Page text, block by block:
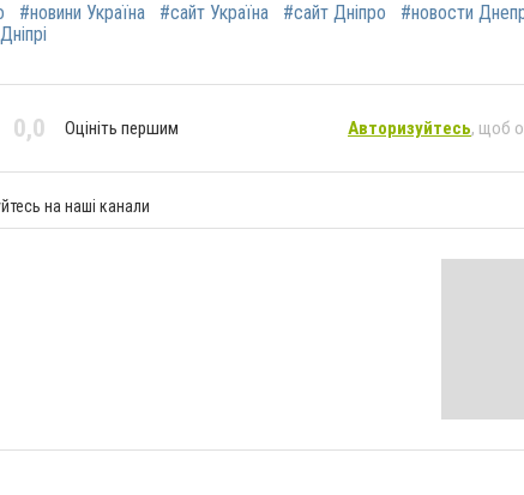
#новини Україна #сайт Україна #сайт Дніпро
#новости
0,0 Оцініть першим Авторизуйтесь, щоб
на наші канали